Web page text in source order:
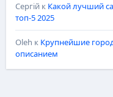
Сергійк Какой лучший
топ-5 2025
Oleh к Крупнейшие
описанием